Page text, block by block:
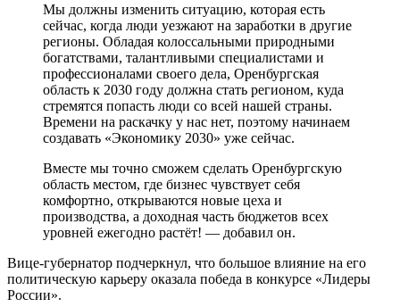
Мы должны изменить ситуацию, которая есть
сейчас, когда люди уезжают на заработки в другие
регионы. Обладая колоссальными природными
богатствами, талантливыми специалистами и
профессионалами своего дела, Оренбургская
область к 2030 году должна стать регионом, куда
стремятся попасть люди со всей нашей страны.
Времени на раскачку у нас нет, поэтому начинаем
создавать «Экономику 2030» уже сейчас.
Вместе мы точно сможем сделать Оренбургскую
область местом, где бизнес чувствует себя
комфортно, открываются новые цеха и
производства, а доходная часть бюджетов всех
уровней ежегодно растёт! — добавил он.
Вице-губернатор подчеркнул, что большое влияние на его
политическую карьеру оказала победа в конкурсе «Лидеры
России».